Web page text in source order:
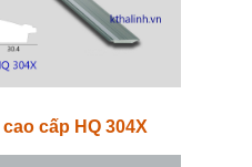
cấp HQ 304X